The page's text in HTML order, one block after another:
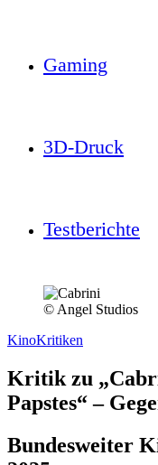
Gaming
3D-Druck
Testberichte
© Angel Studios
KinoKritiken
Kritik zu
Papstes“ –
Bundesweiter